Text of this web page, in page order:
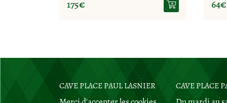
175€ 64€
CAVE PLACE PAUL LASNIER CAVE RUE DU
CAVE PLACE